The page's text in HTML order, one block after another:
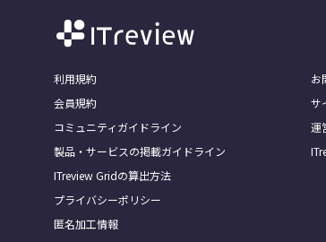
利用規約
会員規約
コミュニティガイドライン
製品・サービスの掲載ガイドライン
ITreview Gridの算出方法
プライバシーポリシー
匿名加工情報
お
サ
運